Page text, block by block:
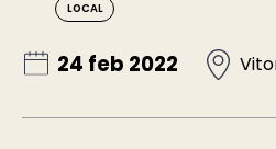
LOCAL
24 feb 2022